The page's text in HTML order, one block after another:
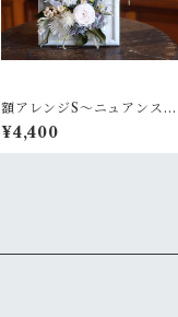
額アレンジS〜ニュアンスあ
る白グリーン
¥4,400